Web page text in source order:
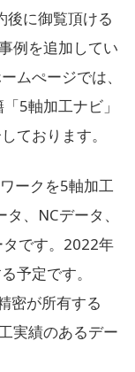
後に御覧頂ける
例を追加してい
ムぺージでは、
5軸加工ナビ」
ております。
ークを5軸加工
、NCデータ、
です。2022年
予定です。
密が所有する
実績のあるデー